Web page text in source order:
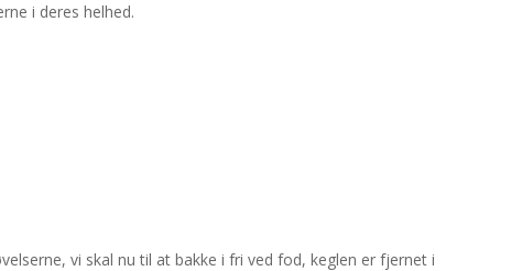
i deres helhed.
vi skal nu til at bakke i fri ved fod, keglen er fjernet i